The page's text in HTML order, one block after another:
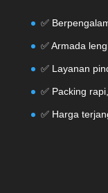
✅
✅ Armada
✅ Layanan
✅ Packing
✅ Harga